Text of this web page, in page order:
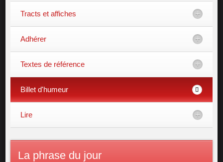
Tracts et affiches
Adhérer
Textes de référence
Billet d'humeur
Lire
La phrase du jour